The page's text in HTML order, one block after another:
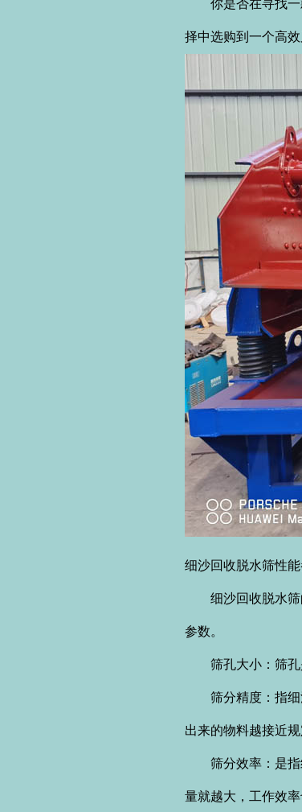
你是否在寻找一款
择中选购到一个高
细沙回收脱水筛性能
细沙回收脱水筛的
参数。
筛孔大小：筛孔是
筛分精度：指细沙
出来的物料越接近规
筛分效率：是指细
量就越大，工作效率